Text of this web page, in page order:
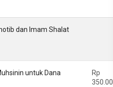
dan Imam Shalat
untuk Dana
Rp